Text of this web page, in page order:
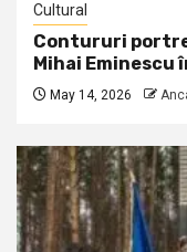
Cultural
Contururi
Mihai Eminescu
May 14, 2026